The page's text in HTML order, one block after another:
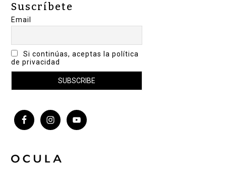
Suscríbete
Email
Si continúas, aceptas la política
de privacidad